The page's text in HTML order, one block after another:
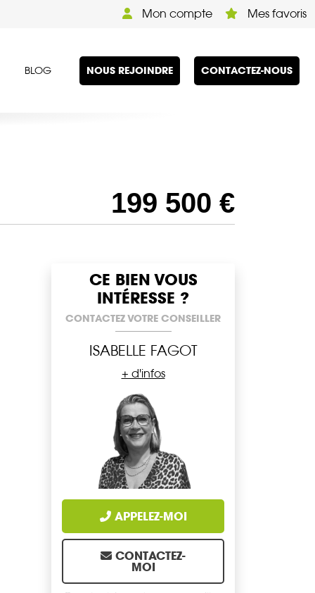
Mon compte Mes favoris
BLOG NOUS REJOINDRE CONTACTEZ-NOUS
199 500 €
CE BIEN VOUS
INTÉRESSE ?
CONTACTEZ VOTRE CONSEILLER
ISABELLE FAGOT
+ d'infos
APPELEZ-MOI
CONTACTEZ-
MOI